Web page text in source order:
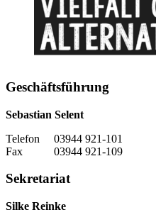
Geschäftsführung
Sebastian Selent
Telefon 03944 921-101
Fax 03944 921-109
Sekretariat
Silke Reinke